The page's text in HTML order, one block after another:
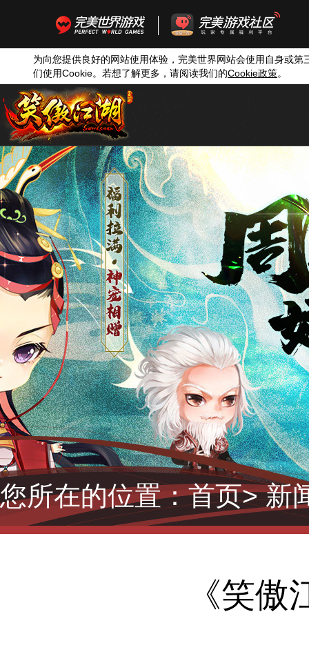
为向您提供良好的网站使用体验，完美世界网站会使用自身或第
们使用Cookie。若想了解更多，请阅读我们的Cookie政策。
您所在的位置：首页> 新
《笑